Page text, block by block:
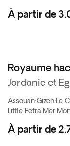
À partir de
Royaume
Jordanie et
Assouan·Gizeh· Le
Little Petra·Mer
À partir de